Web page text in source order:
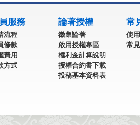
服務
流程
條款
費用
方式
論著授權
徵集論著
啟用授權專區
權利金計算說明
授權合約書下載
投稿基本資料表
常
使
常